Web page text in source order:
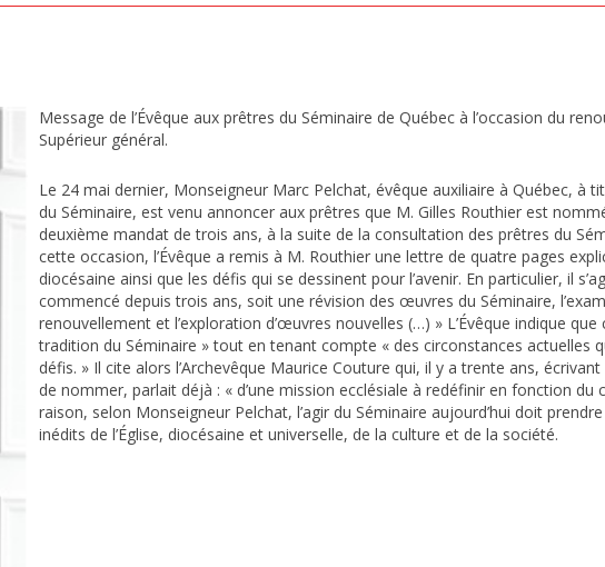
Message de l’Évêque aux prêtres du Séminaire de Québec à l’occasion du
Supérieur général.
Le 24 mai dernier, Monseigneur Marc Pelchat, évêque auxiliaire à Québec, à
du Séminaire, est venu annoncer aux prêtres que M. Gilles Routhier est
deuxième mandat de trois ans, à la suite de la consultation des prêtres du
cette occasion, l’Évêque a remis à M. Routhier une lettre de quatre pages
diocésaine ainsi que les défis qui se dessinent pour l’avenir. En particulier, il
commencé depuis trois ans, soit une révision des œuvres du Séminaire,
renouvellement et l’exploration d’œuvres nouvelles (…) » L’Évêque indique
tradition du Séminaire » tout en tenant compte « des circonstances actuelles
défis. » Il cite alors l’Archevêque Maurice Couture qui, il y a trente ans,
de nommer, parlait déjà : « d’une mission ecclésiale à redéfinir en fonction
raison, selon Monseigneur Pelchat, l’agir du Séminaire aujourd’hui doit
inédits de l’Église, diocésaine et universelle, de la culture et de la société.